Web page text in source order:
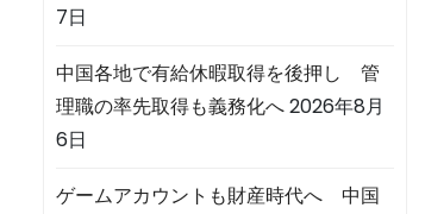
7日
中国各地で有給休暇取得を後押し 管
理職の率先取得も義務化へ2026年8月
6日
ゲームアカウントも財産時代へ 中国